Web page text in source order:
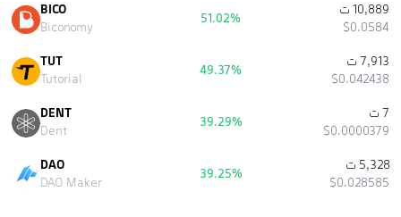
BICO
Biconomy
51.02%
10,889 ت
$0.0584
TUT
Tutorial
49.37%
7,913 ت
$0.042438
DENT
Dent
39.29%
7 ت
$0.0000379
DAO
DAO Maker
39.25%
5,328 ت
$0.028585